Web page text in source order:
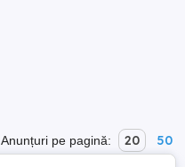
Anunțuri pe pagină: 20 50